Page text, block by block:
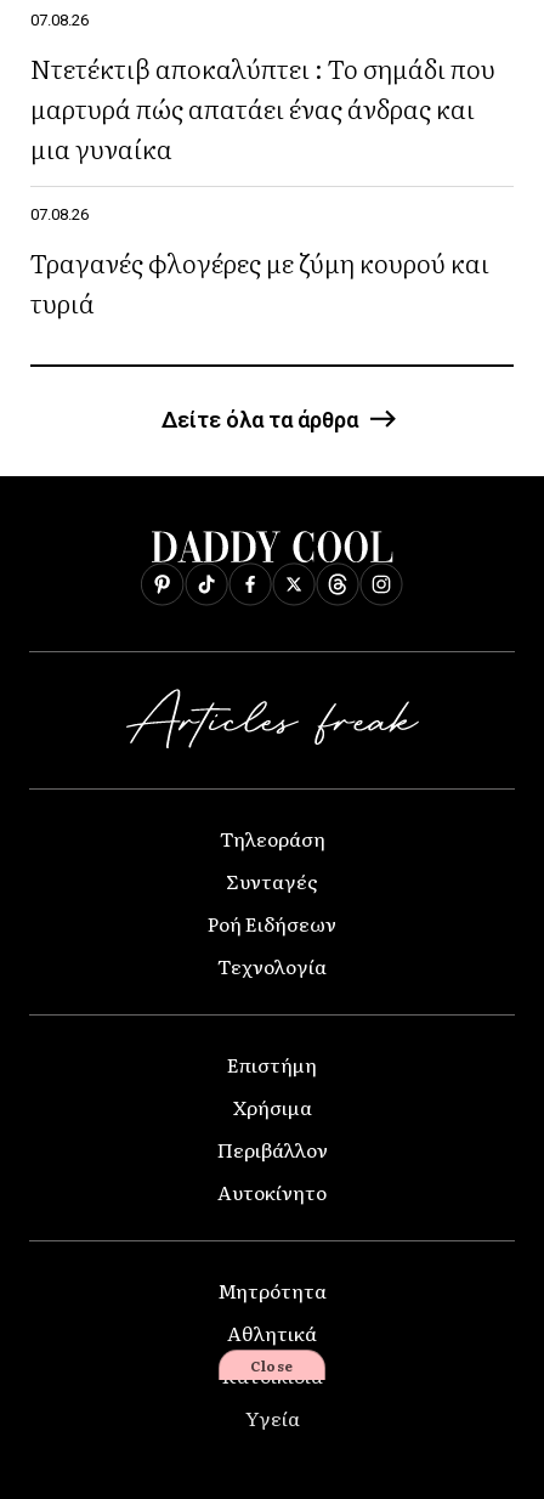
07.08.26
Ντετέκτιβ αποκαλύπτει : Το σημάδι που
μαρτυρά πώς απατάει ένας άνδρας και
μια γυναίκα
07.08.26
Τραγανές φλογέρες με ζύμη κουρού και
τυριά
Δείτε όλα τα άρθρα
Τηλεοράση
Συνταγές
Ροή Ειδήσεων
Τεχνολογία
Επιστήμη
Χρήσιμα
Περιβάλλον
Αυτοκίνητο
Μητρότητα
Αθλητικά
Κατοικίδια
Υγεία
Close